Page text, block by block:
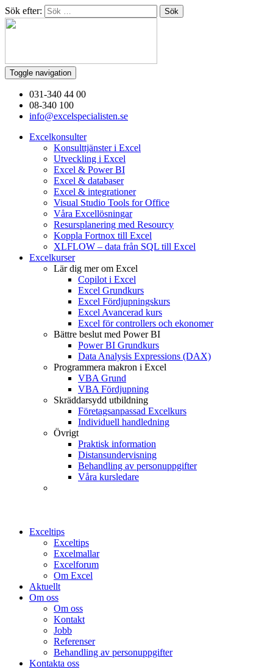
Sök efter:
Toggle navigation
031-340 44 00
08-340 100
info@excelspecialisten.se
Excelkonsulter
Konsulttjänster i Excel
Utveckling i Excel
Excel & Power BI
Excel & databaser
Excel & integrationer
Visual Studio Tools for Office
Våra Excellösningar
Resursplanering med Resourcy
Koppla Fortnox till Excel
XLFLOW – data från SQL till Excel
Excelkurser
Lär dig mer om Excel
Copilot i Excel
Excel Grundkurs
Excel Fördjupningskurs
Excel Avancerad kurs
Excel för controllers och ekonomer
Bättre beslut med Power BI
Power BI Grundkurs
Data Analysis Expressions (DAX)
Programmera makron i Excel
VBA Grund
VBA Fördjupning
Skräddarsydd utbildning
Företagsanpassad Excelkurs
Individuell handledning
Övrigt
Praktisk information
Distansundervisning
Behandling av personuppgifter
Våra kursledare
Exceltips
Exceltips
Excelmallar
Excelforum
Om Excel
Aktuellt
Om oss
Om oss
Kontakt
Jobb
Referenser
Behandling av personuppgifter
Kontakta oss